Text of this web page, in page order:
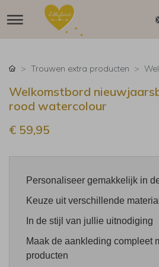
Trouwen extra producten
Welkomstbord
rood watercolour
€ 59,95
Personaliseer gemakkelijk in
Keuze uit verschillende
In de stijl van jullie uitnodiging
Maak de aankleding compleet
producten